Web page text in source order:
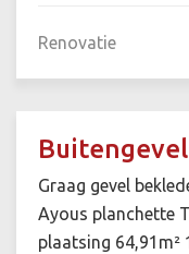
Renovatie
Graag gevel
Ayous planchette
plaatsing